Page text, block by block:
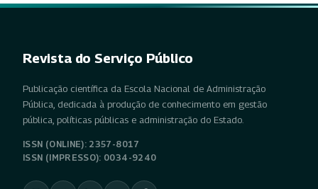
Revista do Serviço Público
Publicação científica da Escola Nacional de Administração
Pública, dedicada à produção de conhecimento em gestão
pública, políticas públicas e administração do Estado.
ISSN (ONLINE): 2357-8017
ISSN (IMPRESSO): 0034-9240